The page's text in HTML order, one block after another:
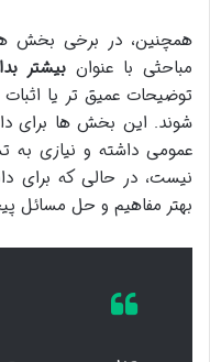
همچنین، در برخی بخش
مباحثی با عنوان بیشتر
توضیحات عمیق تر یا
شوند. این بخش ها برای
عمومی داشته و نیازی به
نیست، در حالی که برای
بهتر مفاهیم و حل مسائل